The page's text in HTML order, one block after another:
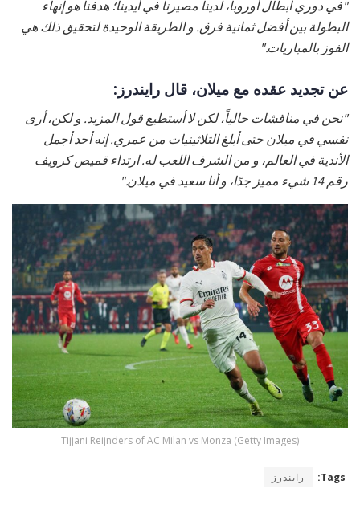
"في دوري أبطال أوروبا، لدينا مصيرنا في أيدينا؛ هدفنا هو إنهاء
البطولة بين أفضل ثمانية فرق. و الطريقة الوحيدة لتحقيق ذلك هي
الفوز بالمباريات."
عن تجديد عقده مع ميلان، قال رايندرز:
"نحن في مناقشات حالياً، لكن لا أستطيع قول المزيد. و لكن، أرى
نفسي في ميلان حتى أبلغ الثلاثينيات من عمري. إنه أحد أجمل
الأندية في العالم، و من الشرف اللعب له. ارتداء قميص كرويف
رقم 14 شيء مميز جدًا، و أنا سعيد في ميلان."
Tijjani Reijnders of AC Milan vs Monza (Getty Images)
Tags: رايندرز